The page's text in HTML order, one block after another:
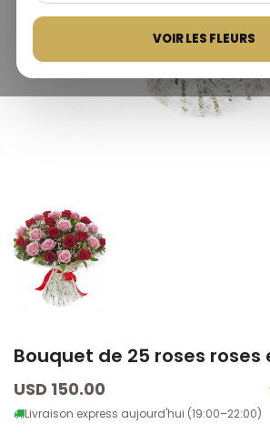
VOIR LES FLEURS
Bouquet de 25 roses roses
USD 150.00
Livraison express aujourd'hui (19:00–22:00)